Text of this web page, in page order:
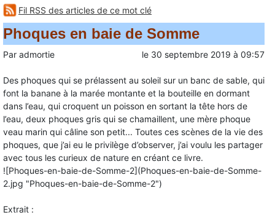
Fil RSS des articles de ce mot clé
Phoques en baie de Somme
Par admortie le 30 septembre 2019 à 09:57
Des phoques qui se prélassent au soleil sur un banc de sable, qui
font la banane à la marée montante et la bouteille en dormant
dans l’eau, qui croquent un poisson en sortant la tête hors de
l’eau, deux phoques gris qui se chamaillent, une mère phoque
veau marin qui câline son petit... Toutes ces scènes de la vie des
phoques, que j’ai eu le privilège d’observer, j’ai voulu les partager
avec tous les curieux de nature en créant ce livre.
![Phoques-en-baie-de-Somme-2](Phoques-en-baie-de-Somme-
2.jpg "Phoques-en-baie-de-Somme-2")
Extrait :